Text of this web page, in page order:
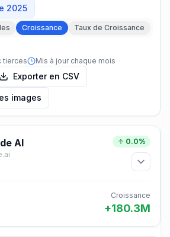
2025
Croissance Taux de Croissance
tierces Mis à jour chaque mois
Exporter en CSV
images
AI 0.0%
Croissance
+180.3M